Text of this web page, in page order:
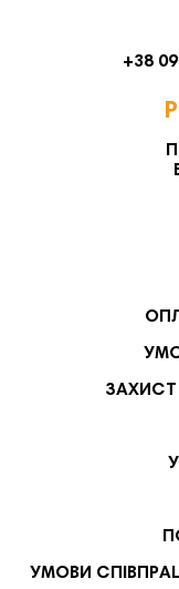
+38
УМОВИ